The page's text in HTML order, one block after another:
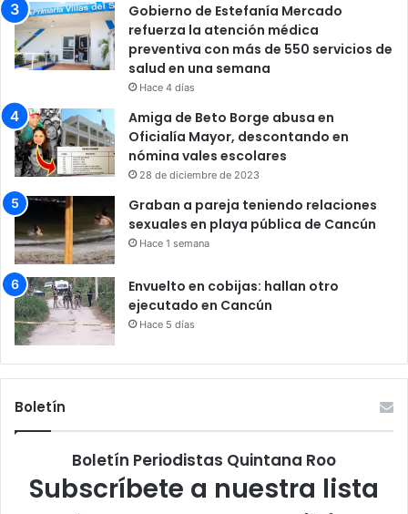
Gobierno de Estefanía Mercado
refuerza la atención médica
preventiva con más de 550 servicios de
salud en una semana
Hace 4 días
Amiga de Beto Borge abusa en
Oficialía Mayor, descontando en
nómina vales escolares
28 de diciembre de 2023
Graban a pareja teniendo relaciones
sexuales en playa pública de Cancún
Hace 1 semana
Envuelto en cobijas: hallan otro
ejecutado en Cancún
Hace 5 días
Boletín
Boletín Periodistas Quintana Roo
Subscríbete a nuestra lista